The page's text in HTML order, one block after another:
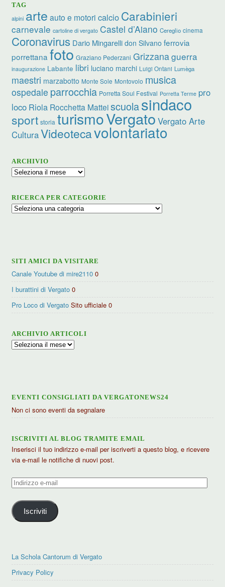
TAG
alpini arte auto e motori calcio Carabinieri
carnevale cartoline di vergato Castel d’Aiano Cereglio cinema
Coronavirus Dario Mingarelli don Silvano ferrovia
porrettana foto Graziano Pederzani Grizzanaguerra
inaugurazione Labante libri luciano marchi Luigi Ontani Lumèga
maestri marzabotto Monte Sole Montovolo musica
ospedale parrocchia Porretta Soul Festival Porretta Terme pro
loco Riola Rocchetta Matteiscuolasindaco
sport storia turismoVergato Vergato Arte
CulturaVideotecavolontariato
ARCHIVIO
Archivio
RICERCA PER CATEGORIE
Ricerca
SITI AMICI DA VISITARE
Canale Youtube di mire2110 0
I burattini di Vergato 0
Pro Loco di Vergato Sito ufficiale 0
ARCHIVIO ARTICOLI
Archivio
EVENTI CONSIGLIATI DA VERGATONEWS24
Non ci sono eventi da segnalare
ISCRIVITI AL BLOG TRAMITE EMAIL
Inserisci il tuo indirizzo e-mail per iscriverti a questo blog, e ricevere
via e-mail le notifiche di nuovi post.
Indirizzo
mail
Iscriviti
La Schola Cantorum di Vergato
Privacy Policy